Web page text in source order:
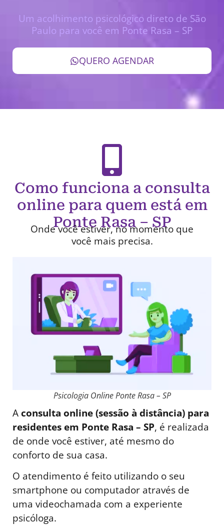
Um acolhimento psicológico direto de São
Paulo para você em Ponte Rasa – SP
QUERO AGENDAR
Como funciona a consulta
online para quem está em
Ponte Rasa – SP
Onde você estiver, no momento que
você mais precisa.
Psicologia Online Ponte Rasa – SP
Aconsulta online (sessão à distância) para
residentes em Ponte Rasa – SP, é realizada
de onde você estiver, até mesmo do
conforto de sua casa.
O atendimento é feito utilizando o seu
smartphone ou computador através de
uma videochamada com a experiente
psicóloga.